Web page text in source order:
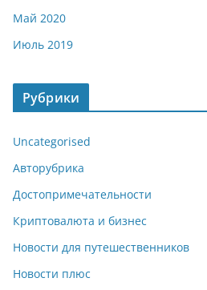
Май 2020
Июль 2019
Рубрики
Uncategorised
Авторубрика
Достопримечательности
Криптовалюта и бизнес
Новости для путешественников
Новости плюс